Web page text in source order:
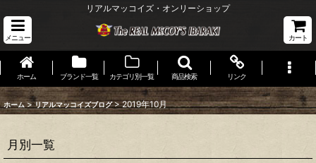
リアルマッコイズ・オンリーショップ
メニュー カート
ホーム ブランド一覧 カテゴリ別一覧 商品検索 リンク
ホーム > リアルマッコイズブログ > 2019年10月
月別一覧